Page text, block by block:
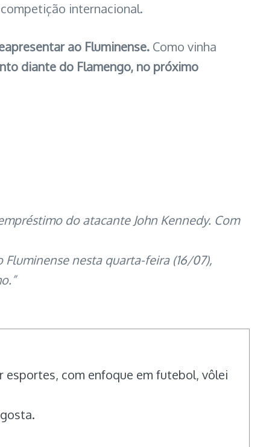
internacional.
ao Fluminense. Como vinha
diante do Flamengo, no próximo
do atacante John Kennedy. Com
nesta quarta-feira (16/07),
esportes, com enfoque em futebol, vôlei